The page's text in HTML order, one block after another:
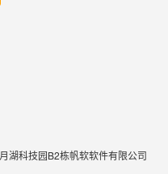
湖科技园B2栋帆软软件有限公司